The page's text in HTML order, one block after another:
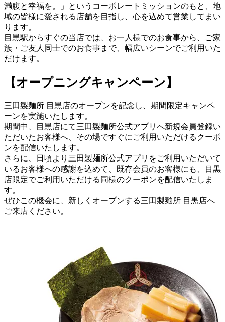
満腹と幸福を。」というコーポレートミッションのもと、地
域の皆様に愛される店舗を目指し、心を込めて営業してまい
ります。
目黒駅からすぐの当店では、お一人様でのお食事から、ご家
族・ご友人同士でのお食事まで、幅広いシーンでご利用いた
だけます。
【オープニングキャンペーン】
三田製麺所 目黒店のオープンを記念し、期間限定キャンペ
ーンを実施いたします。
期間中、目黒店にて三田製麺所公式アプリへ新規会員登録い
ただいたお客様へ、その場ですぐにご利用いただけるクーポ
ンを配信いたします。
さらに、日頃より三田製麺所公式アプリをご利用いただいて
いるお客様への感謝を込めて、既存会員のお客様にも、目黒
店限定でご利用いただける同様のクーポンを配信いたしま
す。
ぜひこの機会に、新しくオープンする三田製麺所 目黒店へ
ご来店ください。